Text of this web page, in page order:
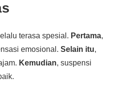
terasa spesial. Pertama,
emosional. Selain itu,
Kemudian, suspensi